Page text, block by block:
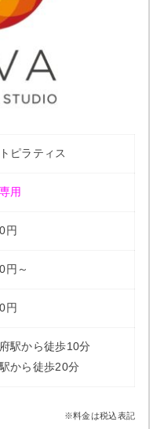
ピラティス
用
円
円～
円
駅から徒歩10分
から徒歩20分
※料金は税込表記